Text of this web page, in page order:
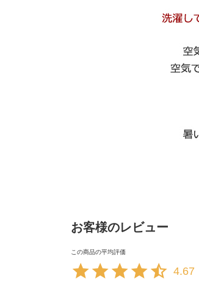
お客様のレビュー
4.67